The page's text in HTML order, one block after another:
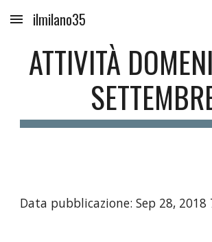
Skip to main content
ilmilano35
ATTIVITÀ
Data pubblicazione: Sep 28, 2018